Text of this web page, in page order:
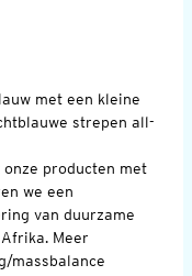
met een kleine
strepen all-
producten met
we een
van duurzame
Meer
massbalance